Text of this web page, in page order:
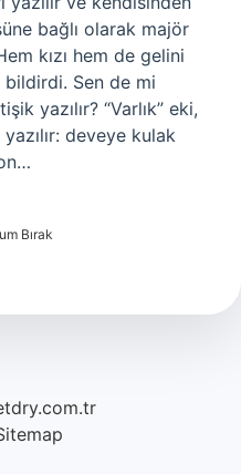
bağlı olarak majör
kızı hem de gelini
Sen de mi
yazılır? “Varlık” eki,
deveye kulak
Bırak